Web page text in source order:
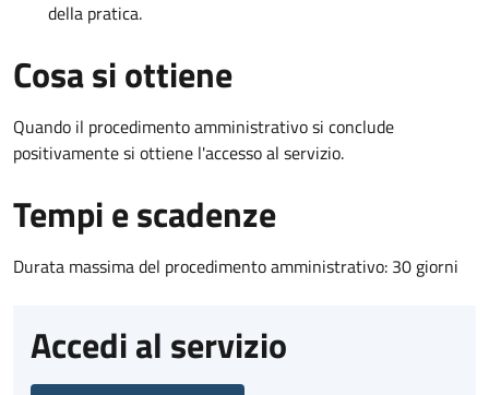
della pratica.
Cosa si ottiene
Quando il procedimento amministrativo si conclude
positivamente si ottiene l'accesso al servizio.
Tempi e scadenze
Durata massima del procedimento amministrativo: 30 giorni
Accedi al servizio